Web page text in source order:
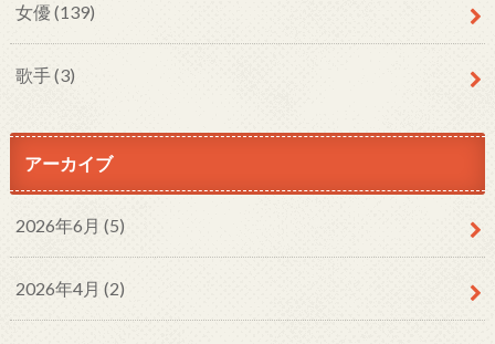
女優 (139)
歌手(3)
アーカイブ
2026年6月 (5)
2026年4月 (2)